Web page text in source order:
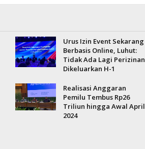
Urus Izin Event Sekarang
Berbasis Online, Luhut:
Tidak Ada Lagi Perizinan
Dikeluarkan H-1
Realisasi Anggaran
Pemilu Tembus Rp26
Triliun hingga Awal April
2024